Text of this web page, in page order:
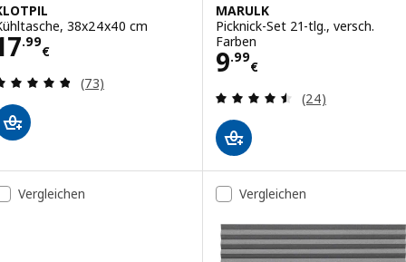
38x24x40 cm
.99
€17.99€
Bewertungen: 4.8 von 5 Sternen. Bewertungen
(73)
MARULK
Picknick-Set 21-tlg., versch.
Farben
9.99
€
Preis 9.99€
Bewertungen:
(24)
Vergleichen Vergleichen